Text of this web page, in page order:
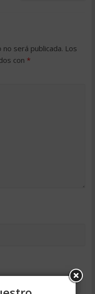
será publicada. Los
con *